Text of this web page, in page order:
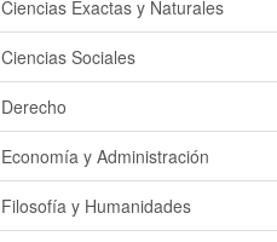
Ciencias Exactas y Naturales
Ciencias Sociales
Derecho
Economía y Administración
Filosofía y Humanidades